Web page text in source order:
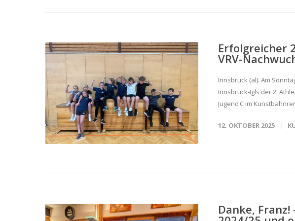
Erfolgreicher
VRV-
Innsbruck (al). Am
Innsbruck‑Igls der 2.
Jugend C im
12. OKTOBER 2025
Danke,